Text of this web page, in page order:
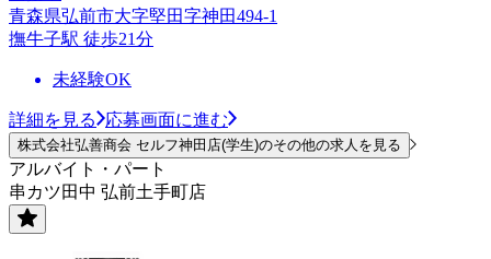
青森県弘前市大字堅田字神田494-1
撫牛子駅 徒歩21分
未経験OK
詳細を見る 応募画面に進む
株式会社弘善商会 セルフ神田店(学生)のその他の求人を見る
アルバイト・パート
串カツ田中 弘前土手町店